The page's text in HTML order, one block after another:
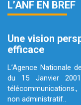
L’ANF EN BREF
Une vision
efficace
L’Agence Nationale
du 15 Janvier
non administratif..